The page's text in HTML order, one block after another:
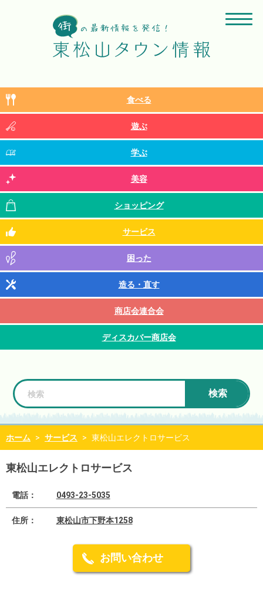
食べる
遊ぶ
学ぶ
美容
ショッピング
サービス
困った
造る・直す
商店会連合会
ディスカバー商店会
検索
ホーム > サービス > 東松山エレクトロサービス
東松山エレクトロサービス
電話： 0493-23-5035
住所： 東松山市下野本1258
お問い合わせ